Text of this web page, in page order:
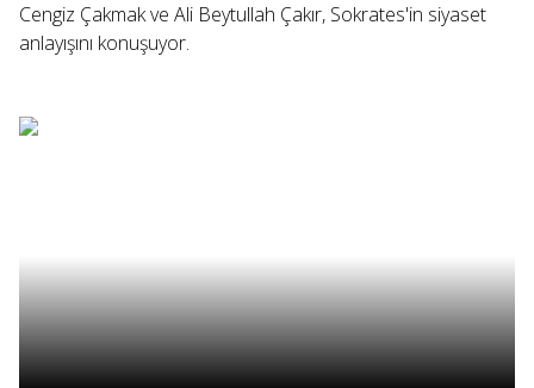
Cengiz Çakmak ve Ali Beytullah Çakır, Sokrates'in siyaset
anlayışını konuşuyor.